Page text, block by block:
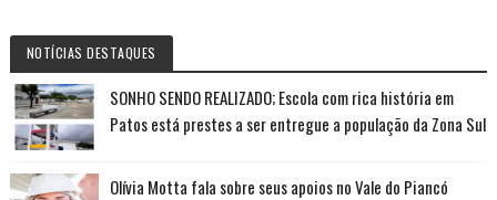
NOTÍCIAS DESTAQUES
SONHO SENDO REALIZADO; Escola com rica história em
Patos está prestes a ser entregue a população da Zona Sul
Olívia Motta fala sobre seus apoios no Vale do Piancó